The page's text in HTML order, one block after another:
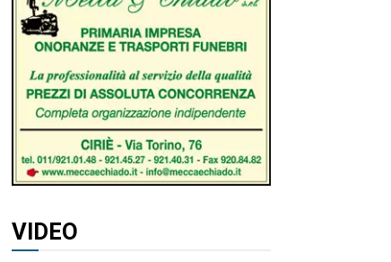
VIDEO